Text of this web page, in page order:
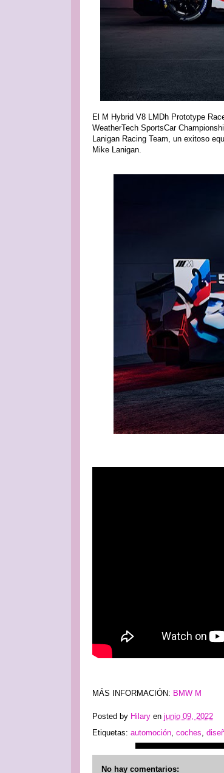
El M Hybrid V8 LMDh Prototype
WeatherTech SportsCar
Lanigan Racing Team, un exitoso
Mike Lanigan.
MÁS INFORMACIÓN: BMW M
Posted by Hilary en junio 09, 2022
Etiquetas: automoción coches
No hay comentarios: